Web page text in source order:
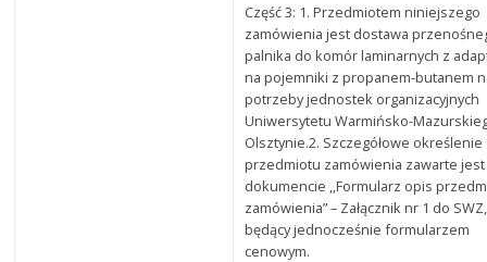
Część 3: 1. Przedmiotem niniejszego
zamówienia jest dostawa
palnika do komór laminarnych z
na pojemniki z propanem-butanem
potrzeby jednostek organizacyjnych
Uniwersytetu Warmińsko-
Olsztynie.2. Szczegółowe określenie
przedmiotu zamówienia zawarte
dokumencie ,,Formularz opis
zamówienia” – Załącznik nr 1 do SWZ,
będący jednocześnie formularzem
cenowym.